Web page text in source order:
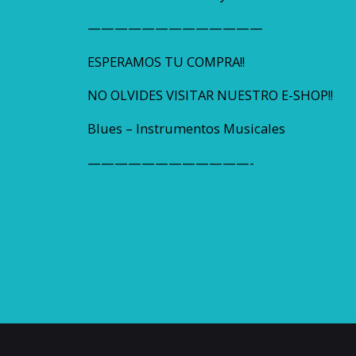
—————————————
ESPERAMOS TU COMPRA!!
NO OLVIDES VISITAR NUESTRO E-SHOP!!
Blues – Instrumentos Musicales
————————————-